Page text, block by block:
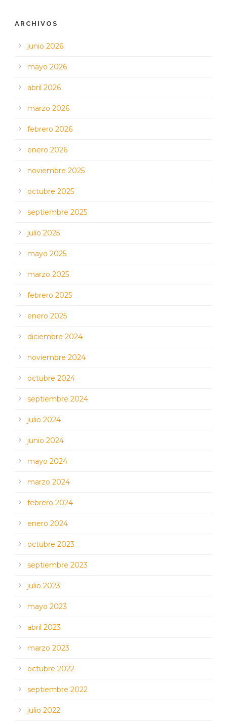
ARCHIVOS
junio 2026
mayo 2026
abril 2026
marzo 2026
febrero 2026
enero 2026
noviembre 2025
octubre 2025
septiembre 2025
julio 2025
mayo 2025
marzo 2025
febrero 2025
enero 2025
diciembre 2024
noviembre 2024
octubre 2024
septiembre 2024
julio 2024
junio 2024
mayo 2024
marzo 2024
febrero 2024
enero 2024
octubre 2023
septiembre 2023
julio 2023
mayo 2023
abril 2023
marzo 2023
octubre 2022
septiembre 2022
julio 2022